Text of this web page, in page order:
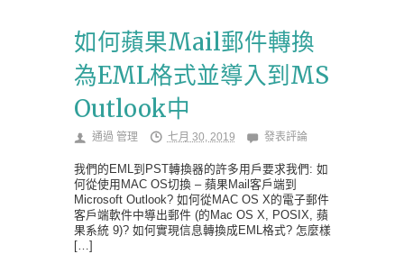
如何蘋果Mail郵件轉換
為EML格式並導入到MS
Outlook中
通過 管理 七月 30, 2019 發表評論
我們的EML到PST轉換器的許多用戶要求我們: 如
何從使用MAC OS切換 – 蘋果Mail客戶端到
Microsoft Outlook? 如何從MAC OS X的電子郵件
客戶端軟件中導出郵件 (的Mac OS X, POSIX, 蘋
果系統 9)? 如何實現信息轉換成EML格式? 怎麼樣
[…]